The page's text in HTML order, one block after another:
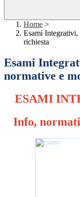
Home >
Esami
richiesta
Esami
normative e
ESAMI
Info,